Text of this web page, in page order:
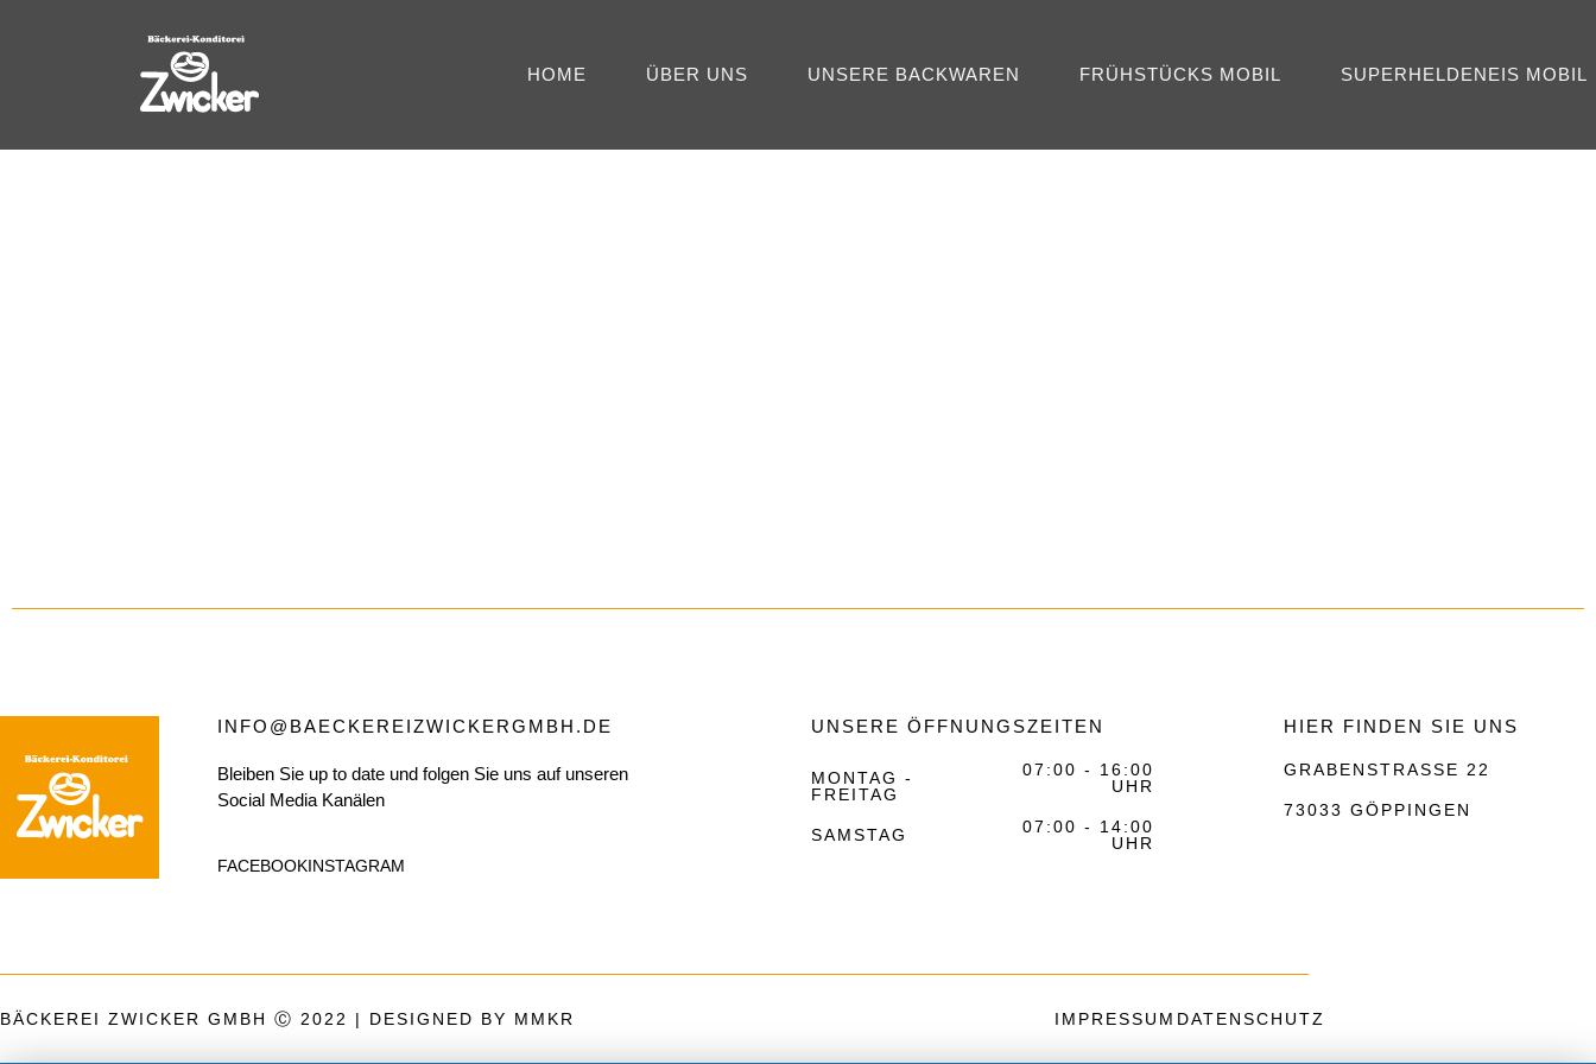
HOME ÜBER UNS UNSERE BACKWAREN FRÜHSTÜCKS MOBIL SUPERHELDENEIS MOBIL
INFO@BAECKEREIZWICKERGMBH.DE
Bleiben Sie up to date und folgen Sie uns auf unseren
Social Media Kanälen
FACEBOOKINSTAGRAM
UNSERE ÖFFNUNGSZEITEN
MONTAG -
FREITAG
SAMSTAG
07:00 - 16:00
UHR
07:00 - 14:00
UHR
HIER FINDEN SIE UNS
GRABENSTRASSE 22
73033 GÖPPINGEN
BÄCKEREI ZWICKER GMBH Ⓒ 2022 | DESIGNED BY MMKR IMPRESSUM DATENSCHUTZ